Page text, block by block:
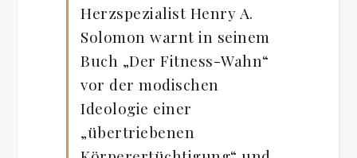
Herzspezialist Henry A.
Solomon warnt in seinem
Buch „Der Fitness-Wahn“
vor der modischen
Ideologie einer
„übertriebenen